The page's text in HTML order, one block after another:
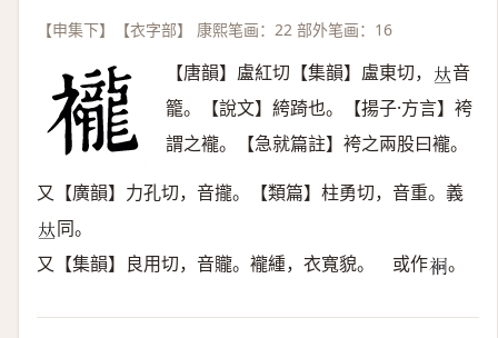
【申集下】【衣字部】 康熙笔画：22 部外笔画：16
【唐韻】盧紅切【集韻】盧東切， 𠀤音
籠。【說文】絝踦也。【揚子·方言】袴
謂之襱。【急就篇註】袴之兩股曰襱。
又【廣韻】力孔切，音攏。【類篇】柱勇切，音重。義
𠀤同。
又【集韻】良用切，音贚。襱緟，衣寬貌。 或作𧙥 。